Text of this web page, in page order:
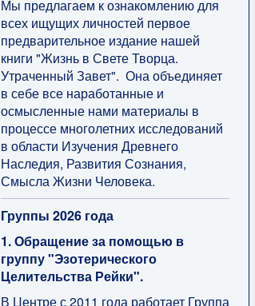
Мы предлагаем к ознакомлению для
всех ищущих личностей первое
предварительное издание нашей
книги "Жизнь в Свете Творца.
Утраченный Завет". Она объединяет
в себе все наработанные и
осмысленные нами материалы в
процессе многолетних исследований
в области Изучения Древнего
Наследия, Развития Сознания,
Смысла Жизни Человека.
Группы 2026 года
1. Обращение за помощью в
группу "Эзотерического
Целительства Рейки".
В Центре с 2011 года работает Группа